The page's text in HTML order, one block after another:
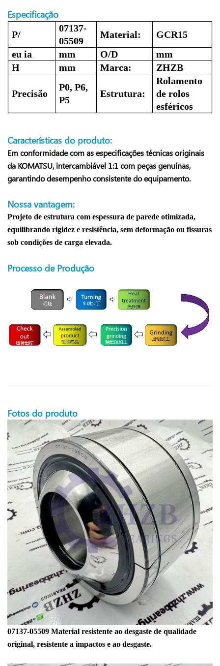
Especificação
P/
07137-
05509
Material:
GCR15
eu ia
mm O/D
mm
H
mm Marca: ZHZB
Precisão
P0, P6,
P5
Estrutura:
Rolamento
de rolos
esféricos
Características do produto:
Em conformidade com as especificações técnicas originais
da KOMATSU, intercambiável 1:1 com peças genuínas,
garantindo desempenho consistente do equipamento.
Nossa vantagem:
Projeto de estrutura com espessura de parede otimizada,
equilibrando rigidez e resistência, sem deformação ou fissuras
sob condições de carga elevada.
Processo de Produção
Fotos do produto
07137-05509 Material resistente ao desgaste de qualidade
original, resistente a impactos e ao desgaste.